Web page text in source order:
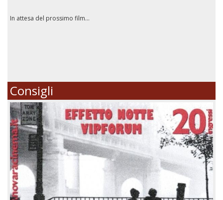
In attesa del prossimo film...
Consigli